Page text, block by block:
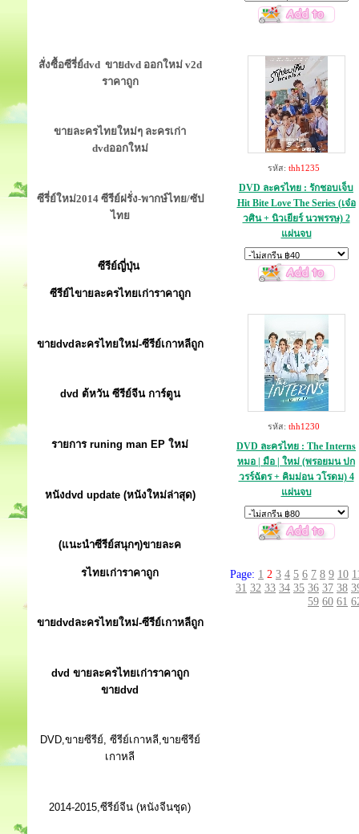
สั่งซื้อซีรี่ย์dvd ขายdvd ออกใหม่ v2d
ราคาถูก
ขายละครไทยใหม่ๆ ละครเก่า
dvdออกใหม่
ซีรี่ย์ใหม่2014 ซีรีย์ฝรั่ง-พากษ์ไทย/ซัป
ไทย
ซีรีย์ญี่ปุ่น
ซีรีย์ไขายละครไทยเก่าราคาถูก
ขายdvdละครไทยใหม่-ซีรีย์เกาหลีถูก
dvd ต้หวัน ซีรีย์จีน การ์ตูน
รายการ runing man EP ใหม่
หนังdvd update (หนังใหม่ล่าสุด)
(แนะนำซีรีย์สนุกๆ)ขายละค
รไทยเก่าราคาถูก
ขายdvdละครไทยใหม่-ซีรีย์เกาหลีถูก
dvd ขายละครไทยเก่าราคาถูก
ขายdvd
DVD,ขายซีรีย์, ซีรีย์เกาหลี,ขายซีรีย์
เกาหลี
2014-2015,ซีรีย์จีน (หนังจีนชุด)
รหัส: thh1235
DVD ละครไทย : รักชอบเจ็บ
Hit Bite Love The Series (เจ๋อ
วศิน + นิวเยียร์ นวพรรษ) 2
แผ่นจบ
รหัส: thh1230
DVD ละครไทย : The Interns
หมอ | มือ | ใหม่ (พรอยมน ปก
วรร์ฉัตร + คิมม่อน วโรดม) 4
แผ่นจบ
Page: 1 2 3 4 5 6 7 8 9 10
31 32 33 34 35 36 37 38
59 60 61